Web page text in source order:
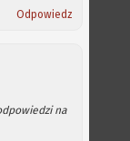
Odpowiedz
na